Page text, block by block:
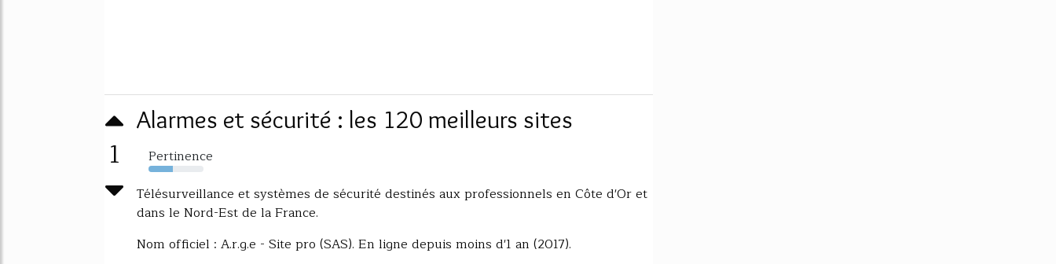
1
Alarmes et sécurité : les 120 meilleurs sites
Pertinence
44%
Télésurveillance et systèmes de sécurité destinés aux professionnels en Côte d'Or et
dans le Nord-Est de la France.
Nom officiel : A.r.g.e - Site pro (SAS). En ligne depuis moins d'1 an (2017).